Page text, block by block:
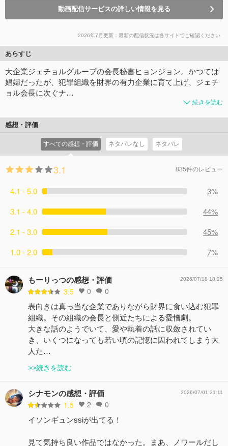
動画配信サービスの詳しい情報を見る
2026年7月更新：最新の配信状況は各サイトでご確認ください
あらすじ
大企業ジェチョルグループの会長秘書ヒョンジョン。かつては
娼婦だったが、犯罪組織を財界の有力企業に育て上げ、ジェチ
ョル会長に次ぐナ…
続きを読む
感想・評価
すべての感想・評価 ネタバレなし ネタバレ
3.1 835件のレビュー
4.1 - 5.0
3%
3.1 - 4.0
44%
2.1 - 3.0
45%
1.0 - 2.0
7%
もーりっつの感想・評価
3.5 0 0
2026/07/18 18:25
表向きは真っ当な企業でありながら財界に食い込む犯罪
組織。その組織の会長と側近たちによる愛憎劇。
大きな話のようでいて、愛や執着の話に収斂されてい
き、いくつになっても若い頃の記憶に囚われてしまう大
人た…
>>続きを読む
シナモンの感想・評価
1.5 2 0
2026/07/01 21:11
イソンギュンssiが出てる！
見て気持ち良い作品ではなかった。まあ、ノワールだし